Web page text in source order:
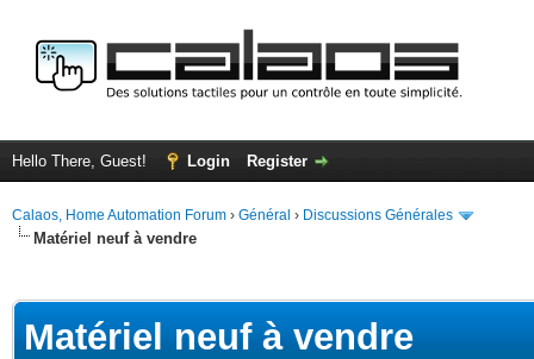
Hello There, Guest! Login Register
Calaos, Home Automation Forum › Général › Discussions Générales
Matériel neuf à vendre
Matériel neuf à vendre